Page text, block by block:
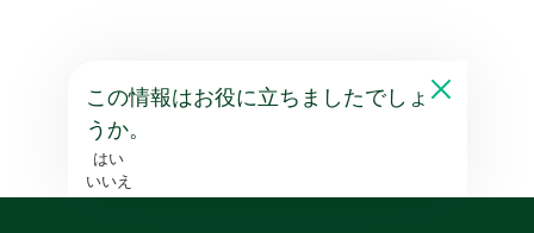
この情報はお役に立ちましたでしょ
うか。
はい
いいえ